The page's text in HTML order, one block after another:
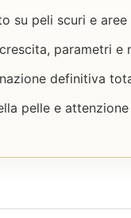
su peli scuri e aree
parametri e
definitiva
pelle e